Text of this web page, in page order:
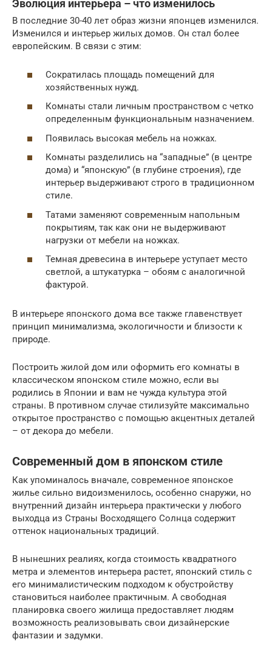
Эволюция интерьера – что изменилось
В последние 30-40 лет образ жизни японцев изменился.
Изменился и интерьер жилых домов. Он стал более
европейским. В связи с этим:
Сократилась площадь помещений для
хозяйственных нужд.
Комнаты стали личным пространством с четко
определенным функциональным назначением.
Появилась высокая мебель на ножках.
Комнаты разделились на “западные” (в центре
дома) и “японскую” (в глубине строения), где
интерьер выдерживают строго в традиционном
стиле.
Татами заменяют современным напольным
покрытиям, так как они не выдерживают
нагрузки от мебели на ножках.
Темная древесина в интерьере уступает место
светлой, а штукатурка – обоям с аналогичной
фактурой.
В интерьере японского дома все также главенствует
принцип минимализма, экологичности и близости к
природе.
Построить жилой дом или оформить его комнаты в
классическом японском стиле можно, если вы
родились в Японии и вам не чужда культура этой
страны. В противном случае стилизуйте максимально
открытое пространство с помощью акцентных деталей
– от декора до мебели.
Современный дом в японском стиле
Как упоминалось вначале, современное японское
жилье сильно видоизменилось, особенно снаружи, но
внутренний дизайн интерьера практически у любого
выходца из Страны Восходящего Солнца содержит
оттенок национальных традиций.
В нынешних реалиях, когда стоимость квадратного
метра и элементов интерьера растет, японский стиль с
его минималистическим подходом к обустройству
становиться наиболее практичным. А свободная
планировка своего жилища предоставляет людям
возможность реализовывать свои дизайнерские
фантазии и задумки.